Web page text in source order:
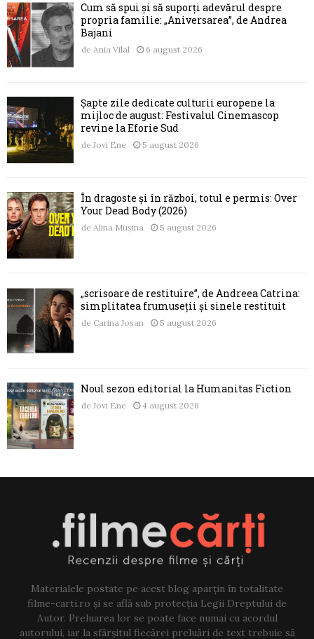
Cum să spui și să suporți adevărul despre
propria familie: „Aniversarea”, de Andrea
Bajani
de Ania Vilal 6 august 2026
Șapte zile dedicate culturii europene la
mijloc de august: Festivalul Cinemascop
revine la Eforie Sud
de Jovi Ene 5 august 2026
În dragoste și în război, totul e permis: Over
Your Dead Body (2026)
de Alina Mușina 5 august 2026
„scrisoare de restituire”, de Andreea Catrina:
simplitatea frumuseții și sinele restituit
de Carina Josan 5 august 2026
Noul sezon editorial la Humanitas Fiction
de Jovi Ene 4 august 2026
Materialele postate pe acest blog aparțin în totalitate
filme-carti.ro și se află sub protecția Legii Dreptului de
Autor. Preluarea lor se poate face numai cu acordul
autorului, iar la sfârșitul fiecărei preluări de text trebuie să